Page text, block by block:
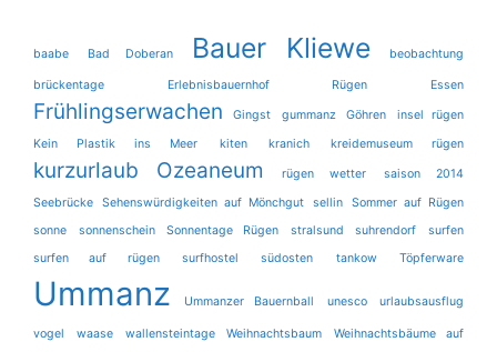
baabe Bad Doberan Bauer Kliewe beobachtung
brückentage Erlebnisbauernhof Rügen Essen
Frühlingserwachen Gingst gummanz Göhren
insel rügen
Kein Plastik ins Meer
kiten kranich kreidemuseum rügen
kurzurlaub Ozeaneum rügen wetter
saison 2014
Seebrücke
Sehenswürdigkeiten auf Mönchgut sellin
Sommer auf Rügen
sonne
sonnenschein Sonnentage Rügen stralsund suhrendorf
surfen
surfen auf rügen
surfhostel südosten tankow Töpferware
Ummanz Ummanzer Bauernball unesco urlaubsausflug
vogel waase wallensteintage Weihnachtsbaum
Weihnachtsbäume auf